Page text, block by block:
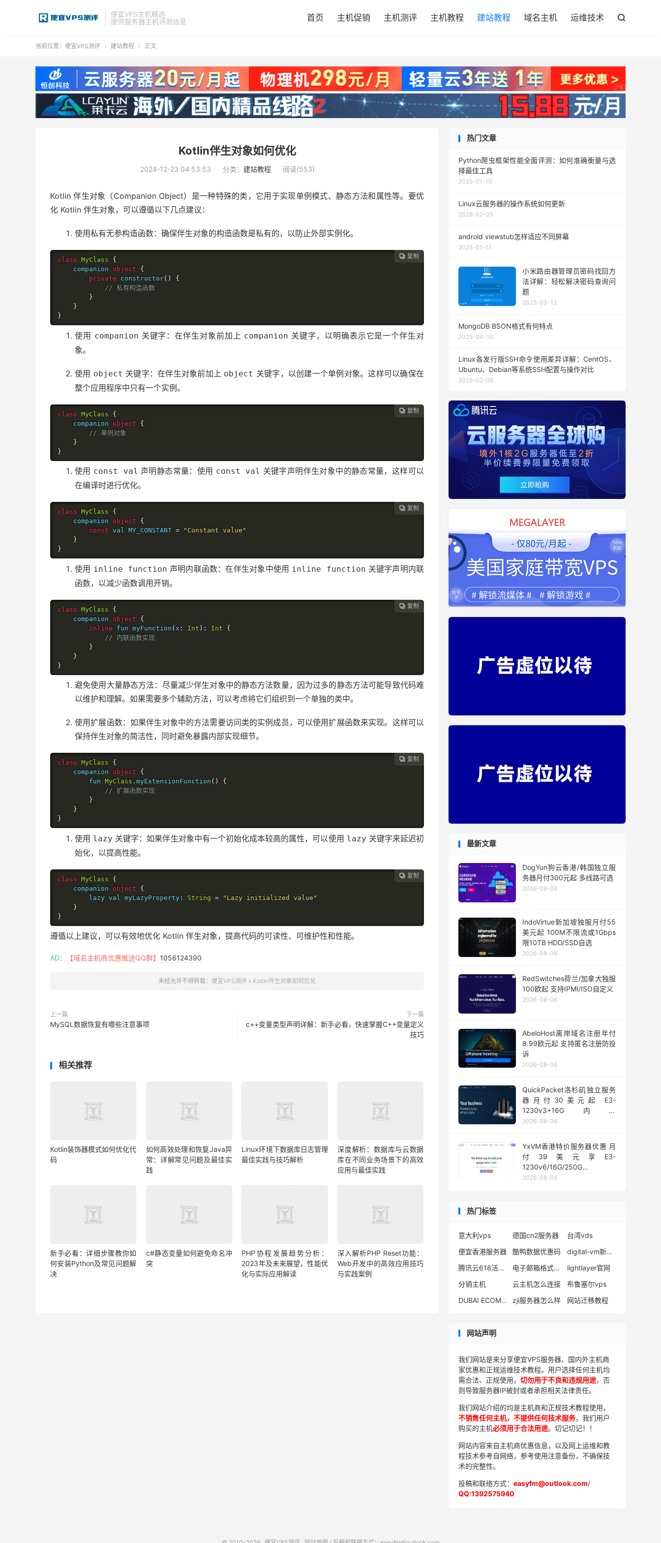
便宜VPS主机精选
提供服务器主机评测信息
首页 主机促销 主机测评 主机教程 建站教程 域名主机 运维技术 
当前位置： 便宜VPS测评  建站教程  正文
Kotlin伴生对象如何优化
2024-12-23 04:53:53 分类： 建站教程 阅读(553)
Kotlin 伴生对象（Companion Object）是一种特殊的类，它用于实现单例模式、静态方法和属性等。要优
化 Kotlin 伴生对象，可以遵循以下几点建议：
使用私有无参构造函数：确保伴生对象的构造函数是私有的，以防止外部实例化。
 复制
class MyClass
{
    companion
object
{
private constructor()
{
// 私有构造函数
}
}
}
使用 companion 关键字：在伴生对象前加上 companion 关键字，以明确表示它是一个伴生对
象。
使用 object 关键字：在伴生对象前加上 object 关键字，以创建一个单例对象。这样可以确保在
整个应用程序中只有一个实例。
 复制
class MyClass
{
    companion
object
{
// 单例对象
}
}
使用 const val 声明静态常量：使用 const val 关键字声明伴生对象中的静态常量，这样可以
在编译时进行优化。
 复制
class MyClass
{
    companion
object
{
const val MY_CONSTANT =
"Constant value"
}
}
使用 inline function 声明内联函数：在伴生对象中使用 inline function 关键字声明内联
函数，以减少函数调用开销。
 复制
class MyClass
{
    companion
object
{
inline fun myFunction ( x : Int ): Int
{
// 内联函数实现
}
}
}
避免使用大量静态方法：尽量减少伴生对象中的静态方法数量，因为过多的静态方法可能导致代码难
以维护和理解。如果需要多个辅助方法，可以考虑将它们组织到一个单独的类中。
使用扩展函数：如果伴生对象中的方法需要访问类的实例成员，可以使用扩展函数来实现。这样可以
保持伴生对象的简洁性，同时避免暴露内部实现细节。
 复制
class MyClass
{
    companion
object
{
        fun
MyClass . myExtensionFunction ()
{
// 扩展函数实现
}
}
}
使用 lazy 关键字：如果伴生对象中有一个初始化成本较高的属性，可以使用 lazy 关键字来延迟初
始化，以提高性能。
 复制
class MyClass
{
    companion
object
{
        lazy val myLazyProperty
: String =
"Lazy initialized value"
}
}
遵循以上建议，可以有效地优化 Kotlin 伴生对象，提高代码的可读性、可维护性和性能。
AD： 【域名主机商优惠推送QQ群】 1056124390
未经允许不得转载： 便宜VPS测评 » Kotlin伴生对象如何优化
上一篇
MySQL数据恢复有哪些注意事项
下一篇
c++变量类型声明详解：新手必看，快速掌握C++变量定义
技巧
相关推荐
Kotlin装饰器模式如何优化代
码
如何高效处理和恢复Java异
常：详解常见问题及最佳实
践
Linux环境下数据库日志管理
最佳实践与技巧解析
深度解析：数据库与云数据
库在不同业务场景下的高效
应用与最佳实践
新手必看：详细步骤教你如
何安装Python及常见问题解
决
c#静态变量如何避免命名冲
突
PHP协程发展趋势分析：
2023年及未来展望，性能优
化与实际应用解读
深入解析PHP Reset功能：
Web开发中的高效应用技巧
与实践案例
热门文章
Python爬虫框架性能全面评测：如何准确衡量与选
择最佳工具
2025-01-10
Linux云服务器的操作系统如何更新
2026-02-05
android viewstub怎样适应不同屏幕
2025-01-11
小米路由器管理员密码找回方
法详解：轻松解决密码查询问
题
2025-03-12
MongoDB BSON格式有何特点
2025-04-10
Linux各发行版SSH命令使用差异详解：CentOS、
Ubuntu、Debian等系统SSH配置与操作对比
2025-02-08
最新文章
DogYun狗云香港/韩国独立服
务器月付300元起 多线路可选
2026-08-06
IndoVirtue新加坡独服月付55
美元起 100M不限流或1Gbps
限10TB HDD/SSD自选
2026-08-06
RedSwitches荷兰/加拿大独服
100欧起 支持IPMI/ISO自定义
2026-08-06
AbeloHost离岸域名注册年付
8.99欧元起 支持匿名注册防投
诉
2026-08-06
QuickPacket洛杉矶独立服务
器月付30美元起 E3-
1230v3+16G内存
1Gbps@50TB大流量
2026-08-06
YxVM香港特价服务器优惠 月
付39美元享E3-
1230v6/16G/250G
SSD/10TB流量
2026-08-05
热门标签
意大利vps 德国cn2服务器
台湾vds
便宜香港服务器
酷鸭数据优惠码
digital-vm新加坡评测
腾讯云618活动什么时候开始
电子邮箱格式怎么写
lightlayer官网
分销主机
云主机怎么连接
布鲁塞尔vps
DUBAI ECOMMERCE
zji服务器怎么样 网站迁移教程
网站声明
我们网站是来分享便宜VPS服务器、国内外主机商
家优惠和正规运维技术教程。用户选择任何主机均
需合法、正规使用， 切勿用于不良和违规用途，否
则导致服务器IP被封或者承担相关法律责任。
我们网站介绍的均是主机商和正规技术教程使用，
不销售任何主机，不提供任何技术服务，我们用户
购买的主机必须用于合法用途。切记切记！！
网站内容来自主机商优惠信息，以及网上运维和教
程技术参考自网络，参考使用注意备份，不确保技
术的完整性。
投稿和联络方式： easyfm@outlook.com/
QQ:1392575940